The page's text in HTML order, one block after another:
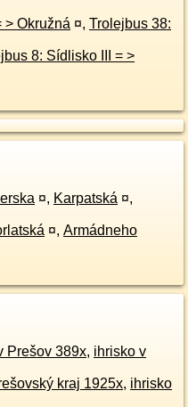
Bus 32A: Sibírska = > Okružná ¤, Trolejbus 38:
8: Sídlisko III = >
¤, Karpatská ¤,
¤, Armádneho
Prešov 389x, ihrisko v
kraj 1925x, ihrisko